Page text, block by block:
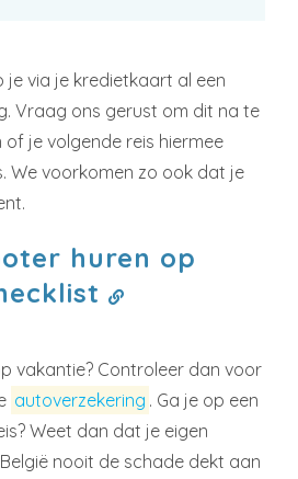
je via je kredietkaart al een
Vraag ons gerust om dit na te
of je volgende reis hiermee
We voorkomen zo ook dat je
huren op
vakantie? Controleer dan voor
autoverzekering . Ga je op een
Weet dan dat je eigen
nooit de schade dekt aan